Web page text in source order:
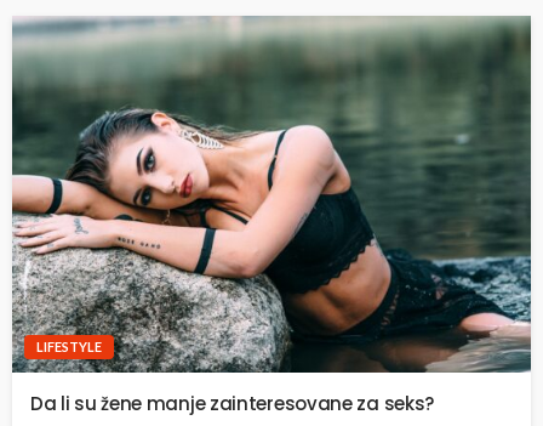
LIFESTYLE
Da li su žene manje zainteresovane za seks?